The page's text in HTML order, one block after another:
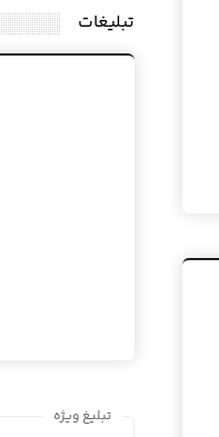
تبلیغات
تبلیغ ویژه